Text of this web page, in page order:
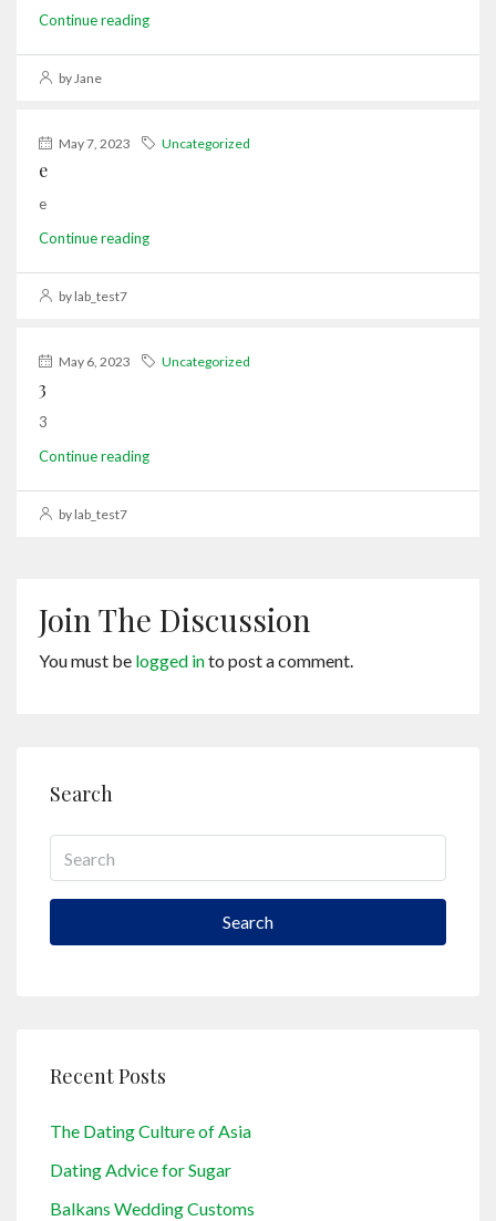
Continue reading
by Jane
May 7, 2023 Uncategorized
e
e
Continue reading
by lab_test7
May 6, 2023 Uncategorized
3
3
Continue reading
by lab_test7
Join The Discussion
You must be logged into post a comment.
Search
Search
Recent Posts
The Dating Culture of Asia
Dating Advice for Sugar
Balkans Wedding Customs